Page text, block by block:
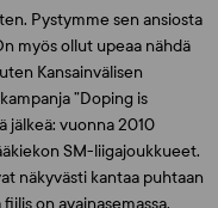
Pystymme sen ansiosta
myös ollut upeaa nähdä
Kansainvälisen
”Doping is
jälkeä: vuonna 2010
SM-liigajoukkueet.
näkyvästi kantaa puhtaan
on avainasemassa.